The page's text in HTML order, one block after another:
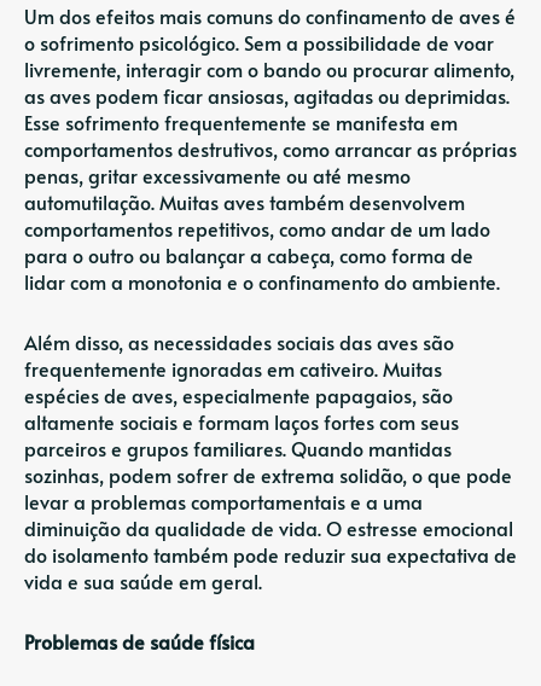
Um dos efeitos mais comuns do confinamento de aves é
o sofrimento psicológico. Sem a possibilidade de voar
livremente, interagir com o bando ou procurar alimento,
as aves podem ficar ansiosas, agitadas ou deprimidas.
Esse sofrimento frequentemente se manifesta em
comportamentos destrutivos, como arrancar as próprias
penas, gritar excessivamente ou até mesmo
automutilação. Muitas aves também desenvolvem
comportamentos repetitivos, como andar de um lado
para o outro ou balançar a cabeça, como forma de
lidar com a monotonia e o confinamento do ambiente.
Além disso, as necessidades sociais das aves são
frequentemente ignoradas em cativeiro. Muitas
espécies de aves, especialmente papagaios, são
altamente sociais e formam laços fortes com seus
parceiros e grupos familiares. Quando mantidas
sozinhas, podem sofrer de extrema solidão, o que pode
levar a problemas comportamentais e a uma
diminuição da qualidade de vida. O estresse emocional
do isolamento também pode reduzir sua expectativa de
vida e sua saúde em geral.
Problemas de saúde física